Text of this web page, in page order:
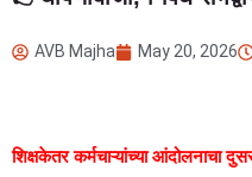
AVB Majha May 20, 2026
शिक्षकेतर कर्मचाऱ्यांच्या आंदोलनाचा